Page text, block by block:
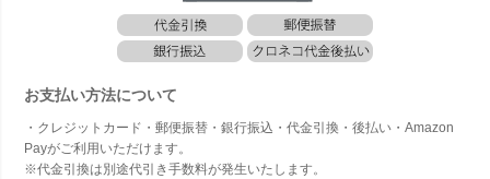
お支払い方法について
・クレジットカード・郵便振替・銀行振込・代金引換・後払い・Amazon
Payがご利用いただけます。
※代金引換は別途代引き手数料が発生いたします。